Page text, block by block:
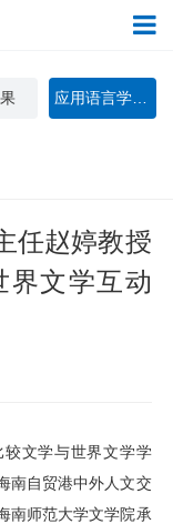
任赵婷教授
界文学互动
较文学与世界文学学
南自贸港中外人文交
南师范大学文学院承